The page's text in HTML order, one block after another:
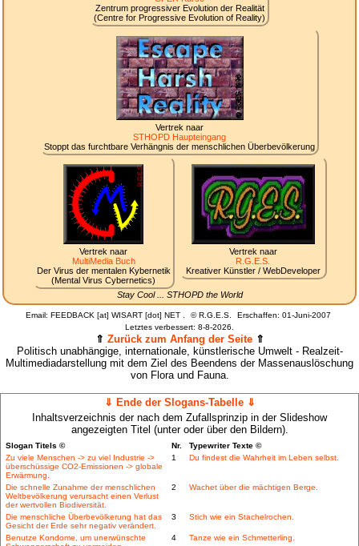
Zentrum progressiver Evolution der Realität
(Centre for Progressive Evolution of Reality)
Vertrek naar
STHOPD Haupteingang
Stoppt das furchtbare Verhängnis der menschlichen Überbevölkerung
Vertrek naar
MultiMedia Buch
Der Virus der mentalen Kybernetik
(Mental Virus Cybernetics)
Vertrek naar
R.G.E.S.
Kreativer Künstler / WebDeveloper
Stay Cool ... STHOPD the World
Email: FEEDBACK [at] WISART [dot] NET . ©R.G.E.S.
Erschaffen: 01-Juni-2007
Letztes verbessert: 8-8-2026.
⇑ Zurück zum Anfang der Seite⇑
Politisch unabhängige, internationale, künstlerische Umwelt - Realzeit-
Multimediadarstellung mit dem Ziel des Beendens der Massenauslöschung
von Flora und Fauna.
⇓ Ende der Slogans-Tabelle ⇓
Inhaltsverzeichnis der nach dem Zufallsprinzip in der Slideshow
angezeigten Titel (unter oder über den Bildern).
Slogan Titels © Nr.
Typewriter Texte ©
Zu viele Menschen -> zu viel Industrie ->
überschüssige CO2-Emissionen -> globale
Erwärmung.
1 Du findest die Wahrheit im Leben selbst.
Die schnelle Zunahme der menschlichen
Weltbevölkerung verursacht einen Verlust
der wertvollen Biodiversität.
2 Wachet über die mächtigen Berge.
Die menschliche Überbevölkerung hat das
Gesicht der Erde sehr negativ verändert.
3 Stich wie ein Stachelrochen.
Benutze Kondome, um unerwünschte
4 Tanze wie ein Schmetterling.